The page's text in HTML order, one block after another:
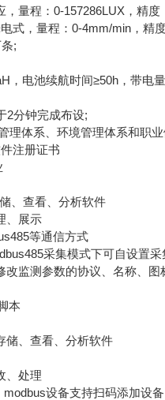
量程：0-157286LUX，精度
，量程：0-4mm/min，精
;
电池续航时间≥50h，带电
分钟完成布设;
体系、环境管理体系和职业
注册证书
、查看、分析软件
、展示
等通信方式
采集模式下可自设置采
监测参数的协议、名称、图
本
、查看、分析软件
处理
设备支持扫码添加设备